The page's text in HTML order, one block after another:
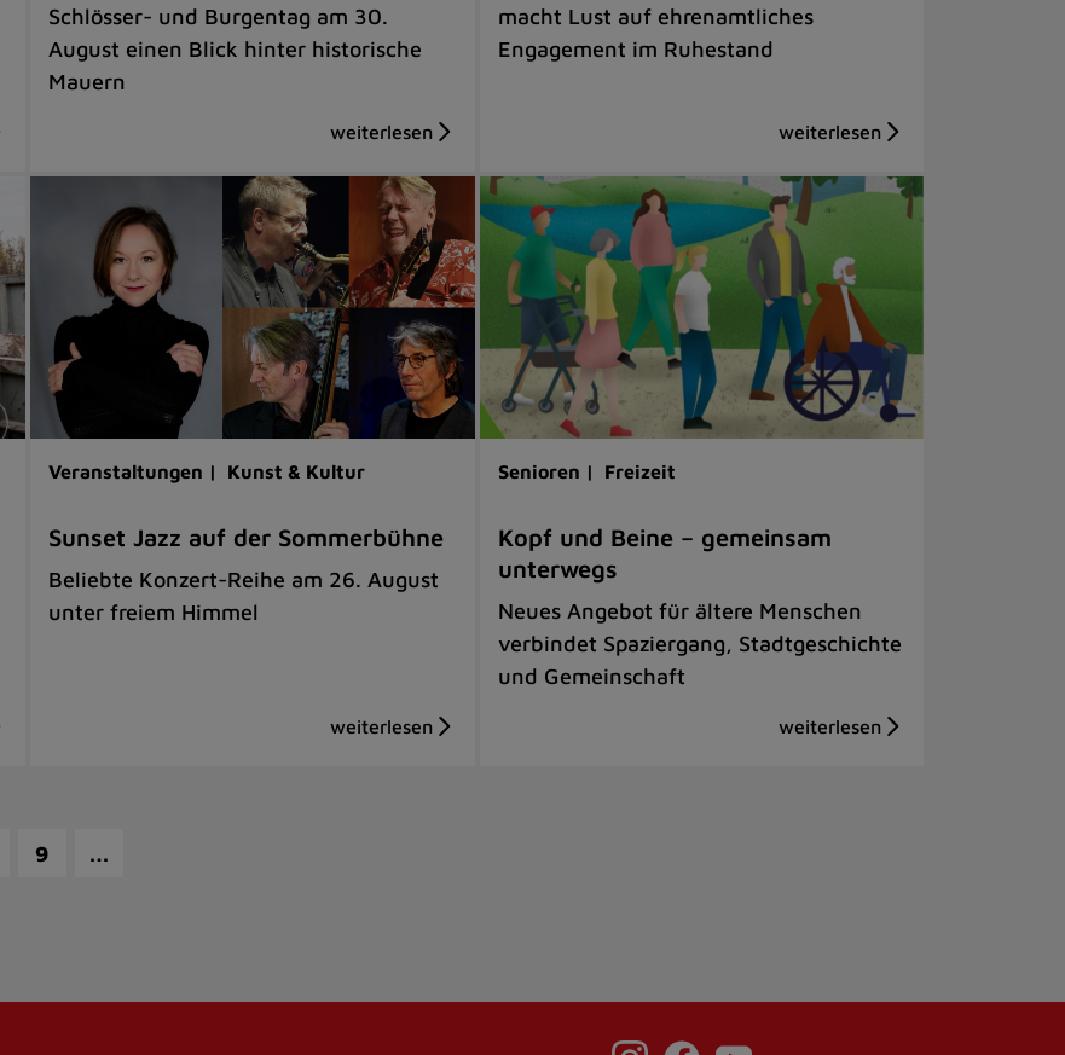
Schlösser- und Burgentag am 30.
August einen Blick hinter historische
Mauern
macht Lust auf ehrenamtliches
Engagement im Ruhestand
Veranstaltungen | Kunst & Kultur
Sunset Jazz auf der Sommerbühne
Beliebte Konzert-Reihe am 26. August
unter freiem Himmel
Senioren | Freizeit
Kopf und Beine – gemeinsam
unterwegs
Neues Angebot für ältere Menschen
verbindet Spaziergang, Stadtgeschichte
und Gemeinschaft
9 …